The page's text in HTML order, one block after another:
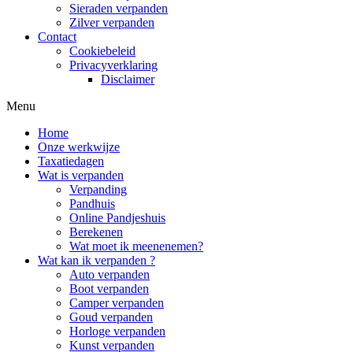
Sieraden verpanden
Zilver verpanden
Contact
Cookiebeleid
Privacyverklaring
Disclaimer
Menu
Home
Onze werkwijze
Taxatiedagen
Wat is verpanden
Verpanding
Pandhuis
Online Pandjeshuis
Berekenen
Wat moet ik meenenemen?
Wat kan ik verpanden ?
Auto verpanden
Boot verpanden
Camper verpanden
Goud verpanden
Horloge verpanden
Kunst verpanden